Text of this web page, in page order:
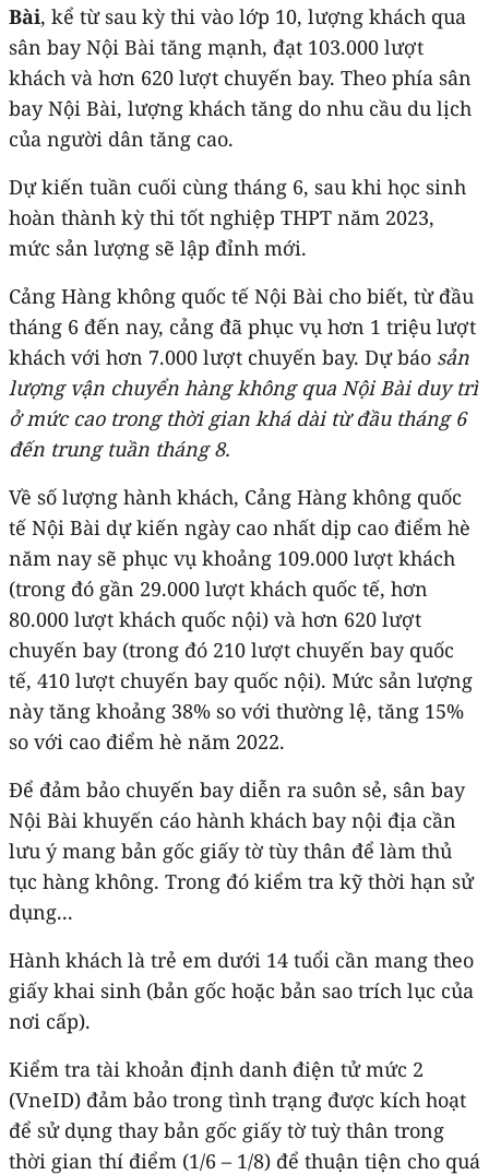
Bài, kể từ sau kỳ thi vào lớp 10, lượng khách qua
sân bay Nội Bài tăng mạnh, đạt 103.000 lượt
khách và hơn 620 lượt chuyến bay. Theo phía sân
bay Nội Bài, lượng khách tăng do nhu cầu du lịch
của người dân tăng cao.
Dự kiến tuần cuối cùng tháng 6, sau khi học sinh
hoàn thành kỳ thi tốt nghiệp THPT năm 2023,
mức sản lượng sẽ lập đỉnh mới.
Cảng Hàng không quốc tế Nội Bài cho biết, từ đầu
tháng 6 đến nay, cảng đã phục vụ hơn 1 triệu lượt
khách với hơn 7.000 lượt chuyến bay. Dự báo sản
lượng vận chuyển hàng không qua Nội Bài duy trì
ở mức cao trong thời gian khá dài từ đầu tháng 6
đến trung tuần tháng 8.
Về số lượng hành khách, Cảng Hàng không quốc
tế Nội Bài dự kiến ngày cao nhất dịp cao điểm hè
năm nay sẽ phục vụ khoảng 109.000 lượt khách
(trong đó gần 29.000 lượt khách quốc tế, hơn
80.000 lượt khách quốc nội) và hơn 620 lượt
chuyến bay (trong đó 210 lượt chuyến bay quốc
tế, 410 lượt chuyến bay quốc nội). Mức sản lượng
này tăng khoảng 38% so với thường lệ, tăng 15%
so với cao điểm hè năm 2022.
Để đảm bảo chuyến bay diễn ra suôn sẻ, sân bay
Nội Bài khuyến cáo hành khách bay nội địa cần
lưu ý mang bản gốc giấy tờ tùy thân để làm thủ
tục hàng không. Trong đó kiểm tra kỹ thời hạn sử
dụng...
Hành khách là trẻ em dưới 14 tuổi cần mang theo
giấy khai sinh (bản gốc hoặc bản sao trích lục của
nơi cấp).
Kiểm tra tài khoản định danh điện tử mức 2
(VneID) đảm bảo trong tình trạng được kích hoạt
để sử dụng thay bản gốc giấy tờ tuỳ thân trong
thời gian thí điểm (1/6 – 1/8) để thuận tiện cho quá